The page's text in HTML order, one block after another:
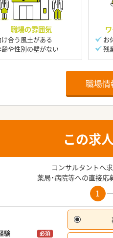
職場の雰囲気
け合う風土がある
齢や性別の壁がない
お
残
職場情
この求
コンサルタントへ
薬局・病院等への直接
1
験 必須